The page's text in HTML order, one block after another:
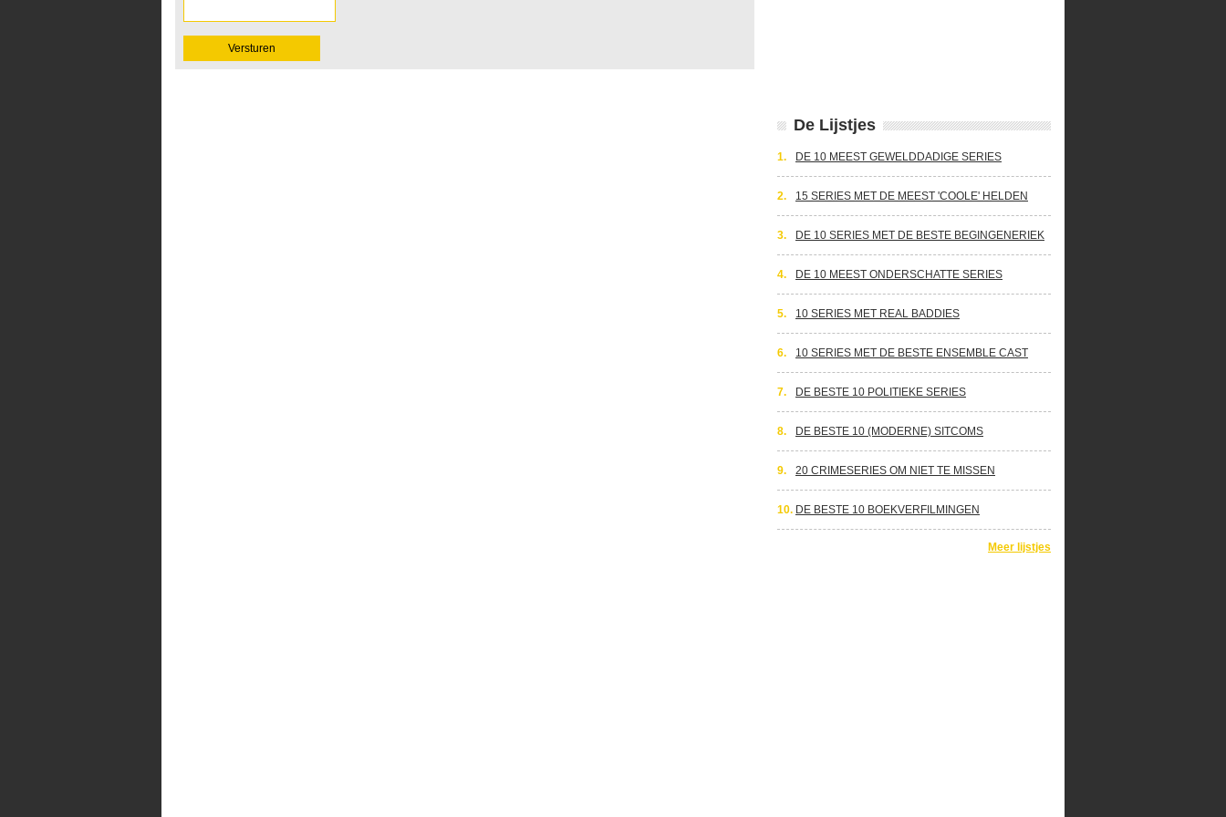
De Lijstjes
1. DE 10 MEEST GEWELDDADIGE SERIES
2. 15 SERIES MET DE MEEST 'COOLE' HELDEN
3. DE 10 SERIES MET DE BESTE BEGINGENERIEK
4. DE 10 MEEST ONDERSCHATTE SERIES
5. 10 SERIES MET REAL BADDIES
6. 10 SERIES MET DE BESTE ENSEMBLE CAST
7. DE BESTE 10 POLITIEKE SERIES
8. DE BESTE 10 (MODERNE) SITCOMS
9. 20 CRIMESERIES OM NIET TE MISSEN
10. DE BESTE 10 BOEKVERFILMINGEN
Meer lijstjes